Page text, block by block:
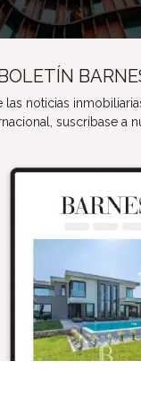
las noticias
suscríbase a